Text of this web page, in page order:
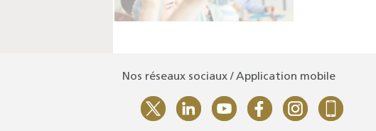
Nos réseaux sociaux / Application mobile